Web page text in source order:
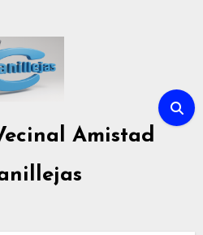
Amistad